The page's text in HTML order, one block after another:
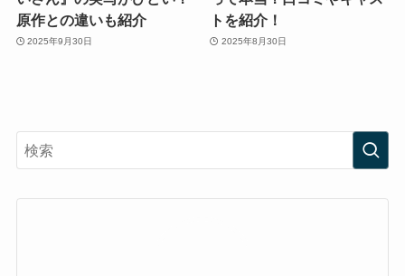
原作との違いも紹介
2025年9月30日
トを紹介！
2025年8月30日